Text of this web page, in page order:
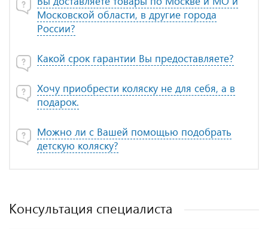
Московской области, в другие города
России?
Какой срок гарантии Вы предоставляете?
Хочу приобрести коляску не для себя, а в
подарок.
Можно ли с Вашей помощью подобрать
детскую коляску?
Консультация специалиста